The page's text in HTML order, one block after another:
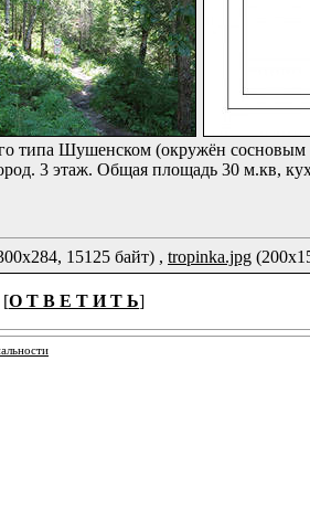
типа Шушенском (окружён
3 этаж. Общая площадь 30 м.кв,
15125 байт) , tropinka.jpg
[О Т В Е Т И Т Ь]